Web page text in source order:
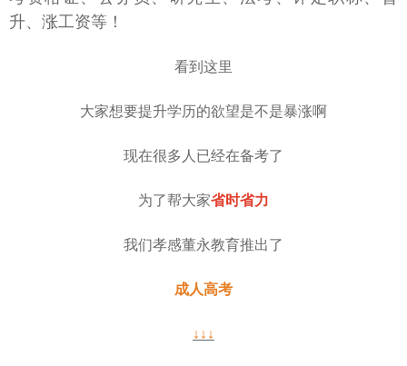
升、涨工资等！
看到这里
大家想要提升学历的欲望是不是暴涨啊
现在很多人已经在备考了
为了帮大家省时省力
我们孝感董永教育推出了
成人高考
↓↓↓